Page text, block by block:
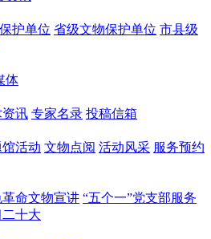
护单位 省级文物保护单位 市县级
体
讯 专家名录 投稿信箱
活动 文物点阅 活动风采 服务预约
命文物宣讲 “五个一”党支部服务
十大